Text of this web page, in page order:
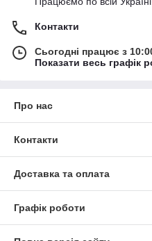
Контакти
Сьогодні працює з
Показати весь графік
Про нас
Контакти
Доставка та оплата
Графік роботи